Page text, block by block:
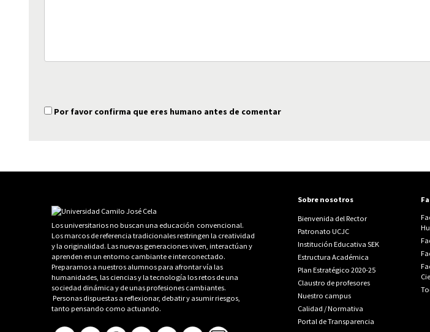
Por favor confirma que eres humano antes de comentar
Los universitarios no buscan una educación convencional.
Los marcos de referencia tradicionales restringen la creatividad
y la originalidad. Las nuevas generaciones viven, interactúan y
aprenden en un entorno cambiante e interconectado.
Preparamos a nuestros alumnos para afrontar vía las
humanidades, las ciencias y la tecnología los retos de una
sociedad dinámica y de unas profesiones cambiantes.
Personas dispuestas a reflexionar, debatir y asumir riesgos,
tanto pensando como actuando.
Sobre nosotros
Bienvenida del Rector
Patronato UCJC
Institución Educativa SEK
Estructura Académica
Plan Estratégico 2020-25
Claustro de profesores
Nuestro campus
Calidad /Normativa
Portal de Transparencia